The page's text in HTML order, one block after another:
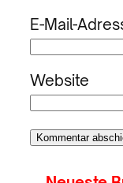
E-Mail-
Website